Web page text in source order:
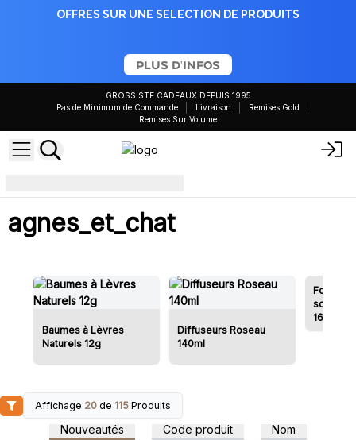
OFFRES SUR UNE SELECTION DE PRODUITS
PLUS D'INFOS
GROSSISTE CADEAUX DEPUIS 1995
Pas de Minimum de Commande
Livraison
Remises Gold
Remises Sur Volume
agnes_et_chat
Baumes à Lèvres
Naturels 12g
Diffuseurs Roseau
140ml
soja
160g
Affichage 20 de 115 Produits
Nouveautés Code produit Nom
Connectez-vous ou
inscrivez-vous pour
accéder aux prix de gros
inscrivez-vous pour
accéder aux prix de gros